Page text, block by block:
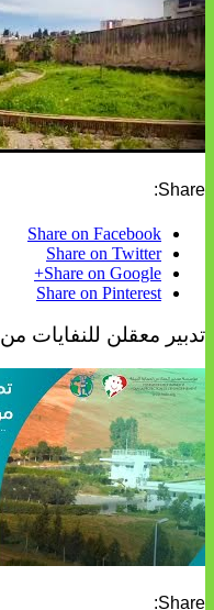
Share:
Share on Facebook
Share on Twitter
Share on Google+
Share on Pinterest
تدبير معقلن للنفايات
Share: